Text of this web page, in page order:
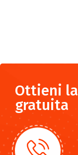
Ottieni
gratuita